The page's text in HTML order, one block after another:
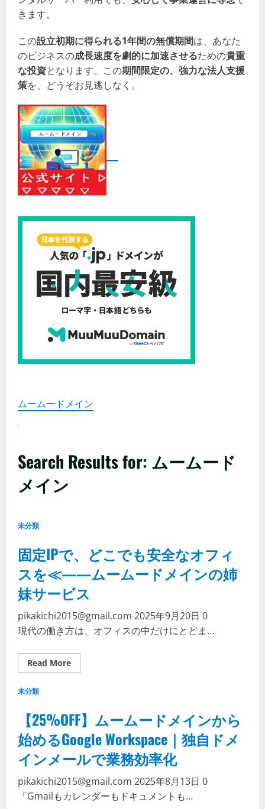
きます。
この設立初期に得られる1年間の無償期間は、あなた
のビジネスの成長速度を劇的に加速させるための貴重
な投資となります。この期間限定の、強力な法人支援
策を、どうぞお見逃しなく。
ムームードメイン
Search Results for: ムームード
メイン
未分類
固定IPで、どこでも安全なオフィ
スを≪——ムームードメインの姉
妹サービス
pikakichi2015@gmail.com 2025年9月20日 0
現代の働き方は、オフィスの中だけにとどま…
Read MoreRead
more
で、
ど
こ
で
も
全
な
オ
フ
ィ
ス
未分類
【25%OFF】ムームードメインから
始めるGoogle Workspace｜独自ドメ
インメールで業務効率化
pikakichi2015@gmail.com 2025年8月13日 0
「Gmailもカレンダーもドキュメントも…